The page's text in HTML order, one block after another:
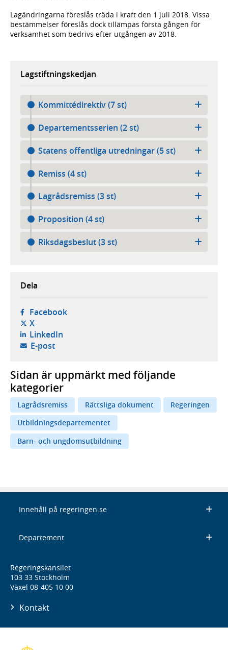
Lagändringarna föreslås träda i kraft den 1 juli 2018. Vissa
bestämmelser föreslås dock tillämpas första gången för
verksamhet som bedrivs efter utgången av 2018.
Lagstiftningskedjan
Kommittédirektiv (7 st)
Departementsserien (2 st)
Statens offentliga utredningar (5 st)
Remiss (4 st)
Lagrådsremiss (3 st)
Proposition (4 st)
Riksdagsbeslut (3 st)
Dela
Facebook- öppnas i ny flik, extern webbplats,
X- öppnas i ny flik, extern webbplats,
LinkedIn- öppnas i ny flik, extern webbplats,
E-post- öppnar din e-postklient,
Sidan är uppmärkt med följande
kategorier
Lagrådsremiss Rättsliga dokument
Regeringen
Utbildningsdepartementet
Barn- och ungdomsutbildning
Innehåll på regeringen.se
Departement
Regeringskansliet
103 33 Stockholm
Växel 08-405 10 00
Kontakt